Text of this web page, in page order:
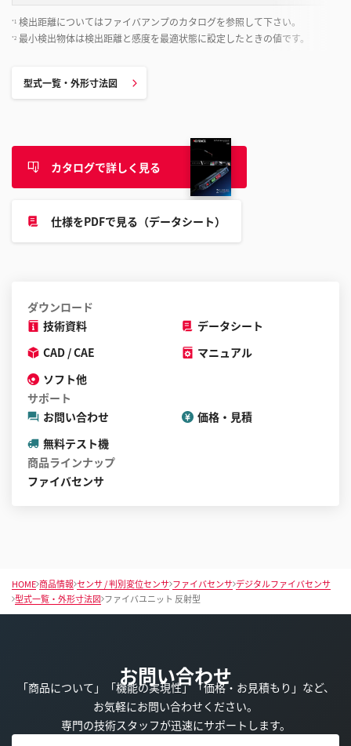
*1 検出距離についてはファイバアンプのカタログを参照して下さい。
*2 最小検出物体は検出距離と感度を最適状態に設定したときの値です。
型式一覧・外形寸法図
カタログで詳しく見る
仕様をPDFで見る（データシート）
ダウンロード
技術資料
データシート
CAD / CAE
マニュアル
ソフト他
サポート
お問い合わせ
価格・見積
無料テスト機
商品ラインナップ
ファイバセンサ
HOME 商品情報 センサ / 判別変位センサ ファイバセンサ デジタルファイバセンサ
型式一覧・外形寸法図 ファイバユニット 反射型
お問い合わせ
「商品について」「機能の実現性」「価格・お見積もり」など、
お気軽にお問い合わせください。
専門の技術スタッフが迅速にサポートします。